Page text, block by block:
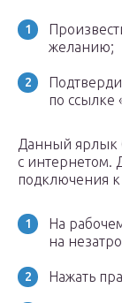
желанию;
по ссылке
Данный ярлык
с интернетом.
подключения к
На
на
Нажать